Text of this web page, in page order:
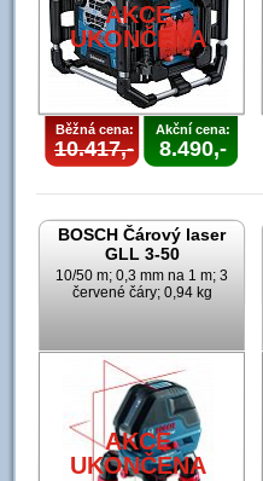
AKCE
UKONČENA
Běžná cena:
10.417,-
Akční cena:
8.490,-
BOSCH Čárový laser
GLL 3-50
10/50 m; 0,3 mm na 1 m; 3
červené čáry; 0,94 kg
AKCE
UKONČENA